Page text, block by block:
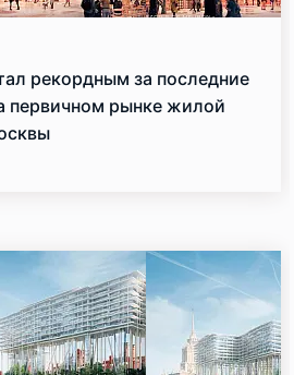
рекордным за последние
первичном рынке жилой